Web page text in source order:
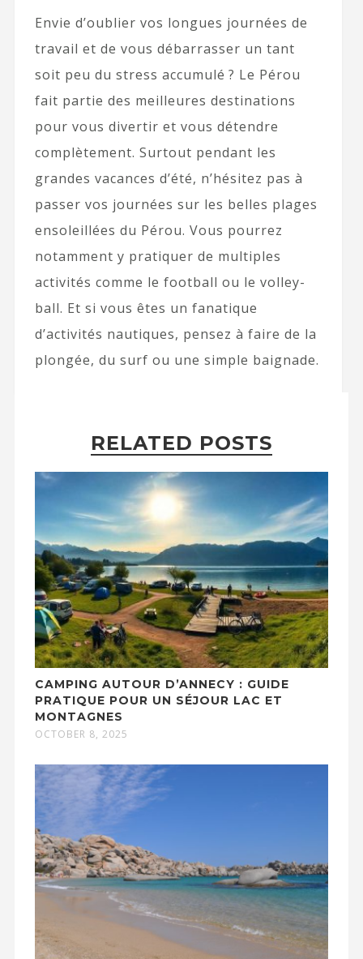
Envie d’oublier vos longues journées de
travail et de vous débarrasser un tant
soit peu du stress accumulé ? Le Pérou
fait partie des meilleures destinations
pour vous divertir et vous détendre
complètement. Surtout pendant les
grandes vacances d’été, n’hésitez pas à
passer vos journées sur les belles plages
ensoleillées du Pérou. Vous pourrez
notamment y pratiquer de multiples
activités comme le football ou le volley-
ball. Et si vous êtes un fanatique
d’activités nautiques, pensez à faire de la
plongée, du surf ou une simple baignade.
RELATED POSTS
CAMPING AUTOUR D’ANNECY : GUIDE
PRATIQUE POUR UN SÉJOUR LAC ET
MONTAGNES
OCTOBER 8, 2025